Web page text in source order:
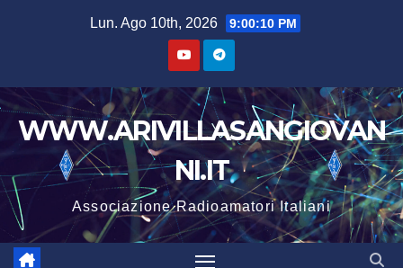
Lun. Ago 10th, 2026 9:00:11 PM
WWW.ARIVILLASANGIOVAN
NI.IT
Associazione Radioamatori Italiani